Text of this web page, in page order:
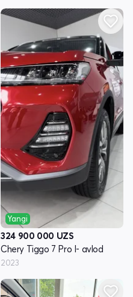
Yangi
324 900 000 UZS
Chery Tiggo 7 Pro I- avlod
2023